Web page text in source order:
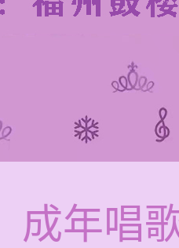
成年唱